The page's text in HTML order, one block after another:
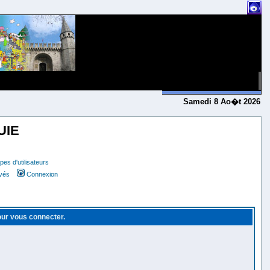
Samedi 8 Ao�t 2026
d'utilisateurs
Connexion
vous connecter.